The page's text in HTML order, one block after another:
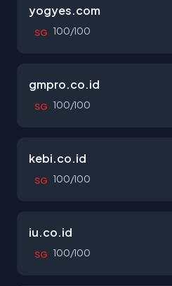
yogyes.com
SG 100/100
gmpro.co.id
SG 100/100
kebi.co.id
SG 100/100
iu.co.id
SG 100/100